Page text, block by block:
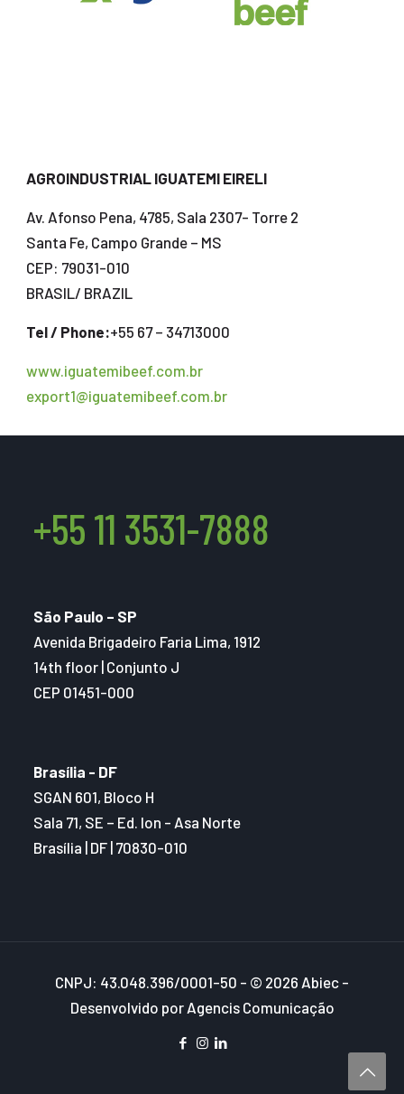
AGROINDUSTRIAL IGUATEMI EIRELI
Av. Afonso Pena, 4785, Sala 2307- Torre 2
Santa Fe, Campo Grande – MS
CEP: 79031-010
BRASIL/ BRAZIL
Tel / Phone:+55 67 – 34713000
www.iguatemibeef.com.br
export1@iguatemibeef.com.br
+55 11 3531-7888
São Paulo – SP
Avenida Brigadeiro Faria Lima, 1912
14th floor | Conjunto J
CEP 01451-000
Brasília - DF
SGAN 601, Bloco H
Sala 71, SE – Ed. Ion - Asa Norte
Brasília | DF | 70830-010
CNPJ: 43.048.396/0001-50 - © 2026 Abiec -
Desenvolvido por Agencis Comunicação